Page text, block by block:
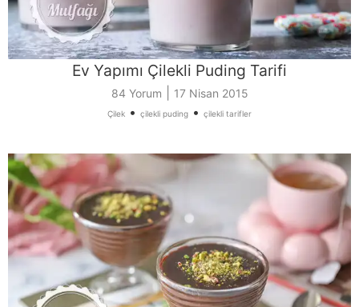
Ev Yapımı Çilekli Puding Tarifi
84 Yorum 17 Nisan 2015
Çilek • çilekli puding • çilekli tarifler